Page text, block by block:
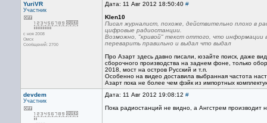
YuriVR
Участник
с ноя 2008
Омск
Сообщений: 2700
Дата: 11 Авг 2012 18:50:40 #
Klen10
Писал журналист, похоже, действительно плохо в
цифровые радиостанции.
Возможно, "кривой" текст оттого, что информации
переварить правильно и выдал что выдал
Про Азарт здесь давно писали, юзайте поиск, даже
сборочного производства на заднем фоне, только
2018, мост на остров Русский и т.п.
Особенно на видео доставила выбранная частота
Азарт пока не более чем фэйк из импортных
devdem
Участник
Дата: 11 Авг 2012 19:08:12 #
Пока радиостанций не видно, а Ангстрем